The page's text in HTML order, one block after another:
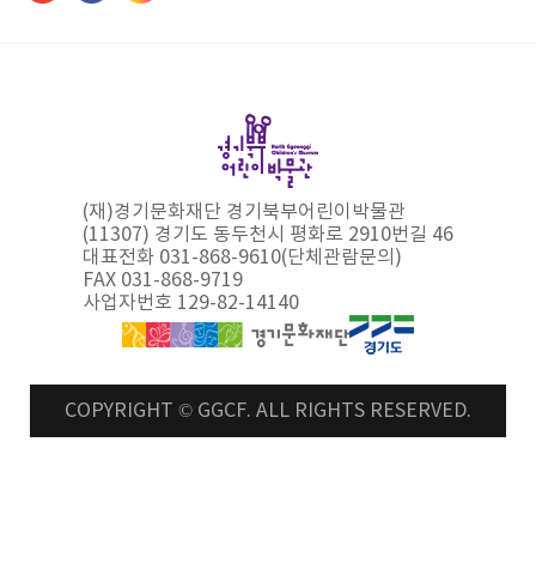
(재)경기문화재단 경기북부어린이박물관
(11307) 경기도 동두천시 평화로 2910번길 46
대표전화 031-868-9610(단체관람문의)
FAX 031-868-9719
사업자번호 129-82-14140
COPYRIGHT © GGCF. ALL RIGHTS RESERVED.